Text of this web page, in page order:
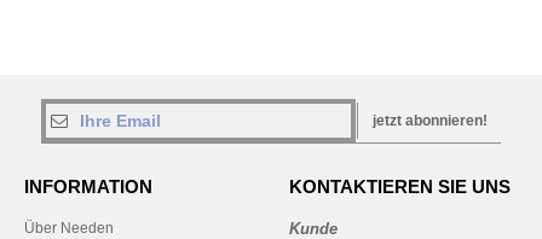
jetzt abonnieren!
INFORMATION
Über Needen
KONTAKTIEREN SIE UNS
Kunde